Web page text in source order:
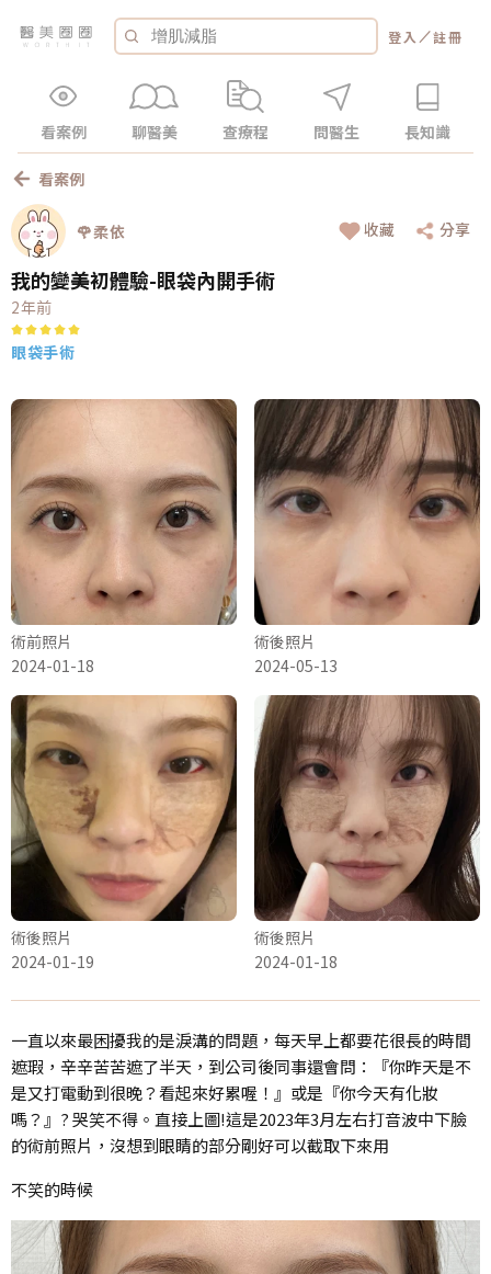
登入 ／註冊
看案例 聊醫美 查療程 問醫生 長知識
看案例
🌹柔依 收藏 分享
我的變美初體驗-眼袋內開手術
2年前
眼袋手術
術前照片
2024-01-18
術後照片
2024-05-13
術後照片
2024-01-19
術後照片
2024-01-18
一直以來最困擾我的是淚溝的問題，每天早上都要花很長的時間
遮瑕，辛辛苦苦遮了半天，到公司後同事還會問：『你昨天是不
是又打電動到很晚？看起來好累喔！』或是『你今天有化妝
嗎？』? 哭笑不得。直接上圖!這是2023年3月左右打音波中下臉
的術前照片，沒想到眼睛的部分剛好可以截取下來用
不笑的時候